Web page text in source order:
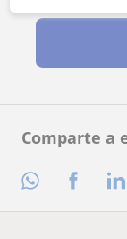
Comparte a